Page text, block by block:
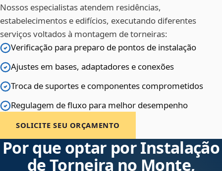
Nossos especialistas atendem residências,
estabelecimentos e edifícios, executando diferentes
serviços voltados à montagem de torneiras:
Verificação para preparo de pontos de instalação
Ajustes em bases, adaptadores e conexões
Troca de suportes e componentes comprometidos
Regulagem de fluxo para melhor desempenho
SOLICITE SEU ORÇAMENTO
Por que optar por Instalação
de Torneira no Monte,